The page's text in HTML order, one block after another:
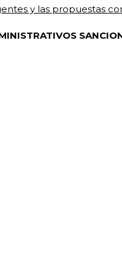
y las propuestas